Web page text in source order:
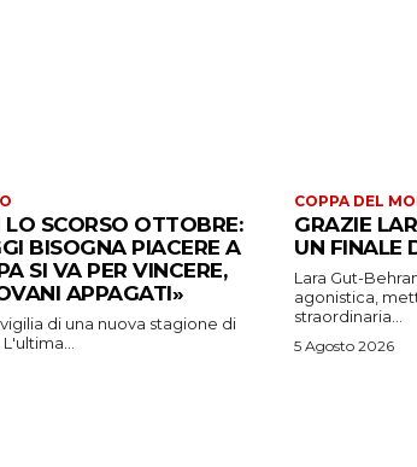
SCORSO OTTOBRE:
BISOGNA PIACERE A
SI VA PER VINCERE,
APPAGATI»
di una nuova stagione di
COPPA DEL
GRAZIE
UN FINALE
Lara Gut-
agonistica,
straordinaria...
5 Agosto 2026